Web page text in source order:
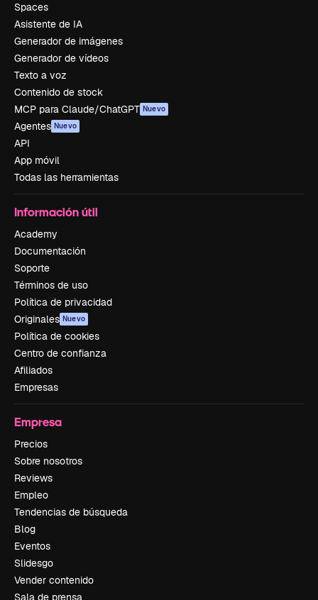
Spaces
Asistente de IA
Generador de imágenes
Generador de vídeos
Texto a voz
Contenido de stock
MCP para Claude/ChatGPT Nuevo
Agentes Nuevo
API
App móvil
Todas las herramientas
Información útil
Academy
Documentación
Soporte
Términos de uso
Política de privacidad
Originales Nuevo
Política de cookies
Centro de confianza
Afiliados
Empresas
Empresa
Precios
Sobre nosotros
Reviews
Empleo
Tendencias de búsqueda
Blog
Eventos
Slidesgo
Vender contenido
Sala de prensa